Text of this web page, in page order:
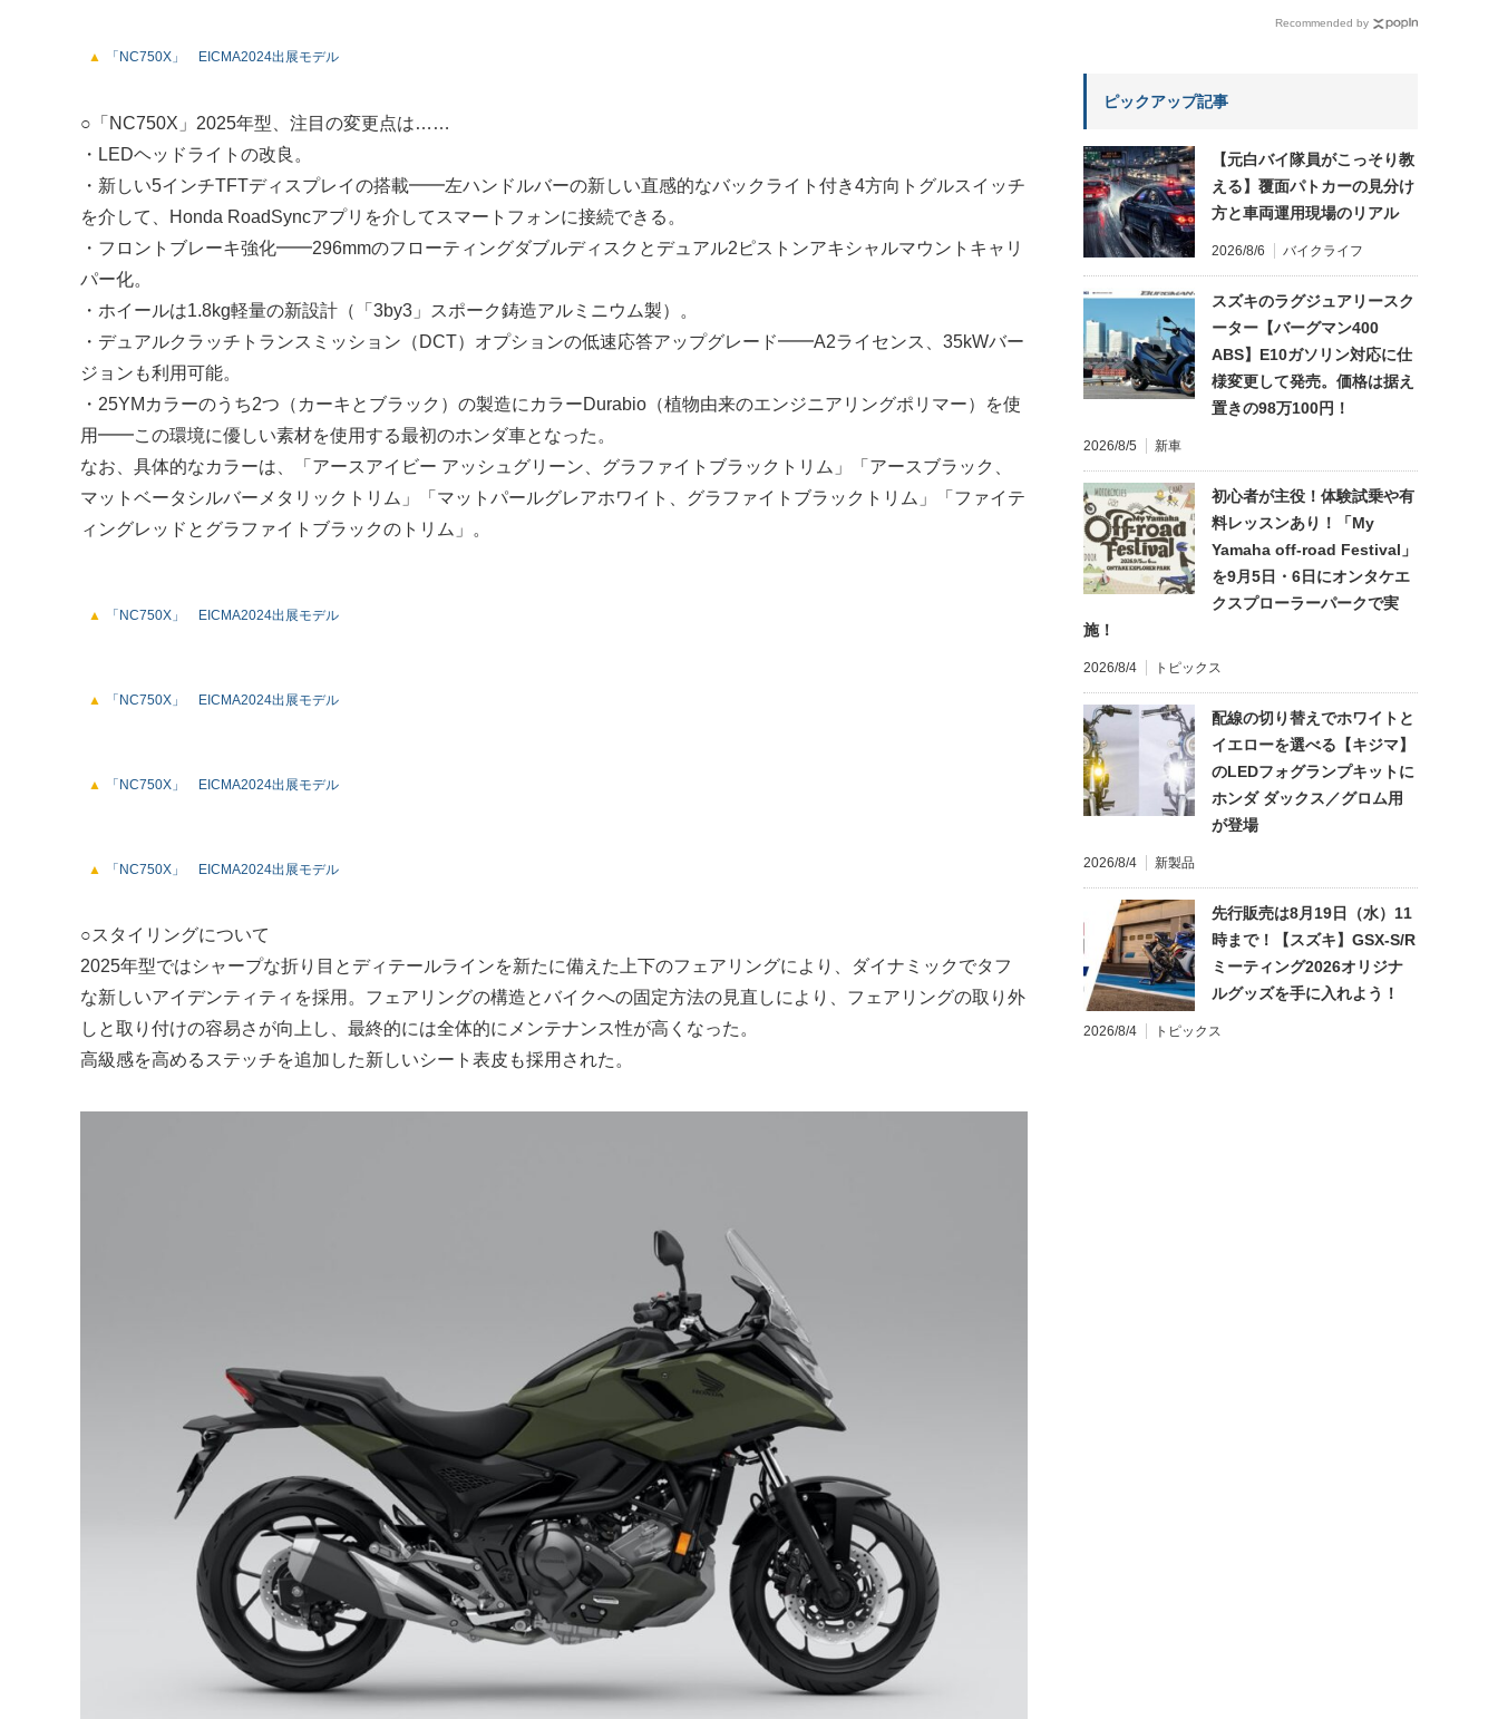
「NC750X」 EICMA2024出展モデル
○「NC750X」2025年型、注目の変更点は……
・LEDヘッドライトの改良。
・新しい5インチTFTディスプレイの搭載━━左ハンドルバーの新しい直感的なバックライト付き4方向トグルスイッチ
を介して、Honda RoadSyncアプリを介してスマートフォンに接続できる。
・フロントブレーキ強化━━296mmのフローティングダブルディスクとデュアル2ピストンアキシャルマウントキャリ
パー化。
・ホイールは1.8kg軽量の新設計（「3by3」スポーク鋳造アルミニウム製）。
・デュアルクラッチトランスミッション（DCT）オプションの低速応答アップグレード━━A2ライセンス、35kWバー
ジョンも利用可能。
・25YMカラーのうち2つ（カーキとブラック）の製造にカラーDurabio（植物由来のエンジニアリングポリマー）を使
用━━この環境に優しい素材を使用する最初のホンダ車となった。
なお、具体的なカラーは、「アースアイビー アッシュグリーン、グラファイトブラックトリム」「アースブラック、
マットベータシルバーメタリックトリム」「マットパールグレアホワイト、グラファイトブラックトリム」「ファイテ
ィングレッドとグラファイトブラックのトリム」。
「NC750X」 EICMA2024出展モデル
「NC750X」 EICMA2024出展モデル
「NC750X」 EICMA2024出展モデル
「NC750X」 EICMA2024出展モデル
○スタイリングについて
2025年型ではシャープな折り目とディテールラインを新たに備えた上下のフェアリングにより、ダイナミックでタフ
な新しいアイデンティティを採用。フェアリングの構造とバイクへの固定方法の見直しにより、フェアリングの取り外
しと取り付けの容易さが向上し、最終的には全体的にメンテナンス性が高くなった。
高級感を高めるステッチを追加した新しいシート表皮も採用された。
Recommended by
ピックアップ記事
【元白バイ隊員がこっそり教
える】覆面パトカーの見分け
方と車両運用現場のリアル
2026/8/6 バイクライフ
スズキのラグジュアリースク
ーター【バーグマン400
ABS】E10ガソリン対応に仕
様変更して発売。価格は据え
置きの98万100円！
2026/8/5 新車
初心者が主役！体験試乗や有
料レッスンあり！「My
Yamaha off-road Festival」
を9月5日・6日にオンタケエ
クスプローラーパークで実
施！
2026/8/4 トピックス
配線の切り替えでホワイトと
イエローを選べる【キジマ】
のLEDフォグランプキットに
ホンダ ダックス／グロム用
が登場
2026/8/4 新製品
先行販売は8月19日（水）11
時まで！【スズキ】GSX-S/R
ミーティング2026オリジナ
ルグッズを手に入れよう！
2026/8/4 トピックス